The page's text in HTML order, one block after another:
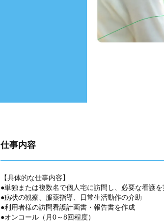
仕事内容
【具体的な仕事内容】
●単独または複数名で個人宅に訪問し、必要な看護を
●病状の観察、服薬指導、日常生活動作の介助
●利用者様の訪問看護計画書・報告書を作成
●オンコール（月0～8回程度）